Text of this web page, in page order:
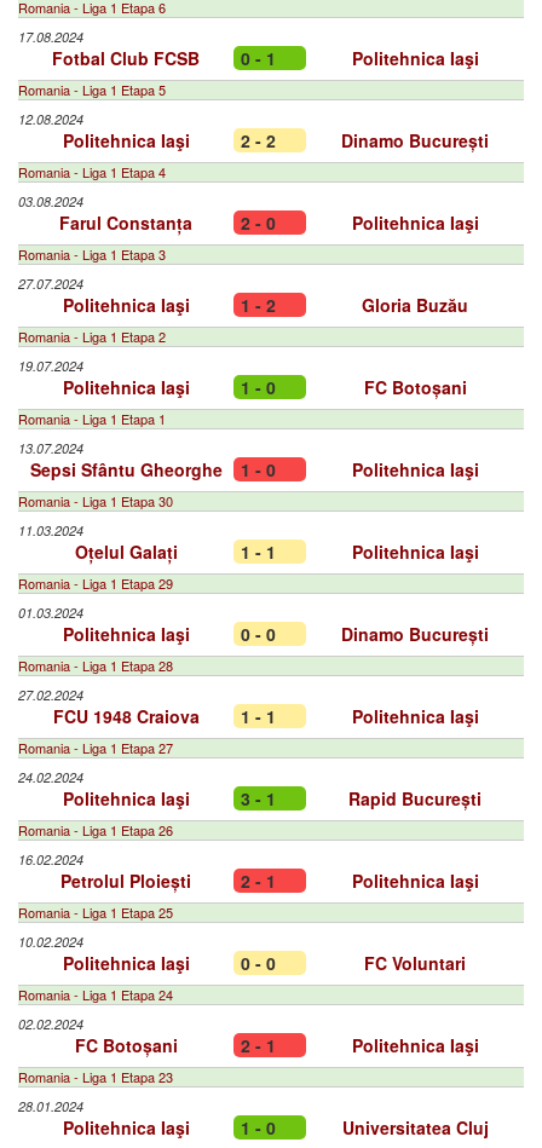
Romania - Liga 1 Etapa 6
17.08.2024
Fotbal Club FCSB 0 - 1 Politehnica Iaşi
Romania - Liga 1 Etapa 5
12.08.2024
Politehnica Iaşi 2 - 2 Dinamo București
Romania - Liga 1 Etapa 4
03.08.2024
Farul Constanța 2 - 0 Politehnica Iaşi
Romania - Liga 1 Etapa 3
27.07.2024
Politehnica Iaşi 1 - 2 Gloria Buzău
Romania - Liga 1 Etapa 2
19.07.2024
Politehnica Iaşi 1 - 0 FC Botoșani
Romania - Liga 1 Etapa 1
13.07.2024
Sepsi Sfântu Gheorghe 1 - 0 Politehnica Iaşi
Romania - Liga 1 Etapa 30
11.03.2024
Oțelul Galați 1 - 1 Politehnica Iaşi
Romania - Liga 1 Etapa 29
01.03.2024
Politehnica Iaşi 0 - 0 Dinamo București
Romania - Liga 1 Etapa 28
27.02.2024
FCU 1948 Craiova 1 - 1 Politehnica Iaşi
Romania - Liga 1 Etapa 27
24.02.2024
Politehnica Iaşi 3 - 1 Rapid București
Romania - Liga 1 Etapa 26
16.02.2024
Petrolul Ploiești 2 - 1 Politehnica Iaşi
Romania - Liga 1 Etapa 25
10.02.2024
Politehnica Iaşi 0 - 0 FC Voluntari
Romania - Liga 1 Etapa 24
02.02.2024
FC Botoșani 2 - 1 Politehnica Iaşi
Romania - Liga 1 Etapa 23
28.01.2024
Politehnica Iaşi 1 - 0 Universitatea Cluj